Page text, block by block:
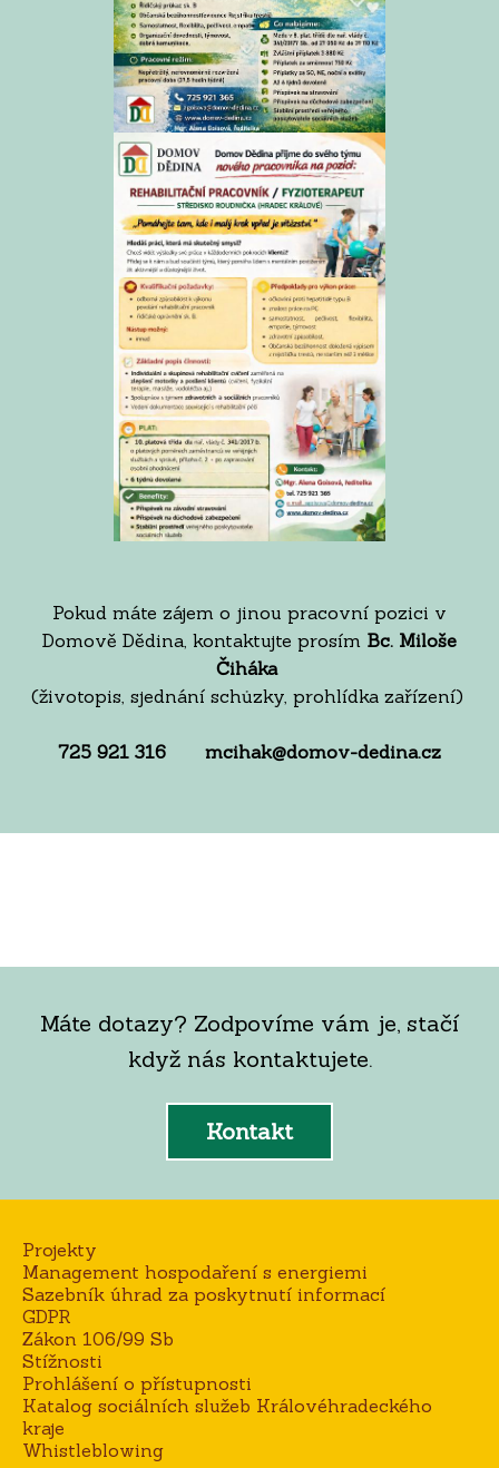
Pokud máte zájem o jinou pracovní pozici v
Domově Dědina, kontaktujte prosím Bc. Miloše
Čiháka
(životopis, sjednání schůzky, prohlídka zařízení)
725 921 316 mcihak@domov-dedina.cz
Máte dotazy? Zodpovíme vám je, stačí
když nás kontaktujete.
Kontakt
Projekty
Management hospodaření s energiemi
Sazebník úhrad za poskytnutí informací
GDPR
Zákon 106/99 Sb
Stížnosti
Prohlášení o přístupnosti
Katalog sociálních služeb Královéhradeckého
kraje
Whistleblowing